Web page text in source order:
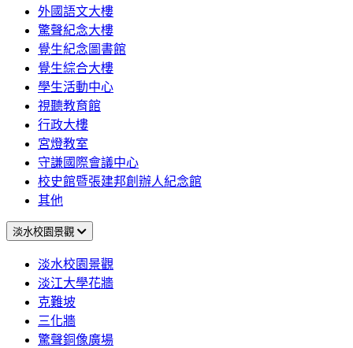
外國語文大樓
驚聲紀念大樓
覺生紀念圖書館
覺生綜合大樓
學生活動中心
視聽教育館
行政大樓
宮燈教室
守謙國際會議中心
校史館暨張建邦創辦人紀念館
其他
淡水校園景觀
淡水校園景觀
淡江大學花牆
克難坡
三化牆
驚聲銅像廣場